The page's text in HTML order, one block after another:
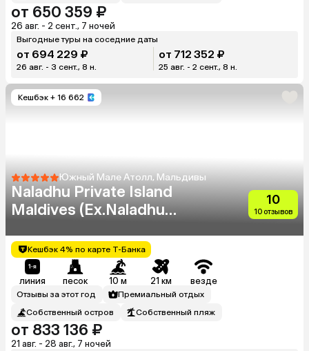
от 650 359 ₽
26 авг. - 2 сент., 7 ночей
Выгодные туры на соседние даты
от 694 229 ₽
26 авг. - 3 сент., 8 н.
от 712 352 ₽
25 авг. - 2 сент., 8 н.
Кешбэк + 16 662
Южный Мале Атолл, Мальдивы
Naladhu Private Island
Maldives (Ex.Naladhu
10
10 отзывов
Кешбэк 4% по карте Т-Банка
линия песок 10 м 21 км везде
Отзывы за этот год
Премиальный отдых
Собственный остров
Собственный пляж
от 833 136 ₽
21 авг. - 28 авг., 7 ночей